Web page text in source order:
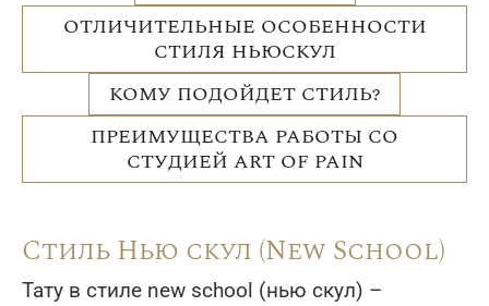
ОТЛИЧИТЕЛЬНЫЕ ОСОБЕННОСТИ
СТИЛЯ НЬЮСКУЛ
КОМУ ПОДОЙДЕТ СТИЛЬ?
ПРЕИМУЩЕСТВА РАБОТЫ СО
СТУДИЕЙ ART OF PAIN
Стиль Нью скул (New School)
Тату в стиле new school (нью скул) –